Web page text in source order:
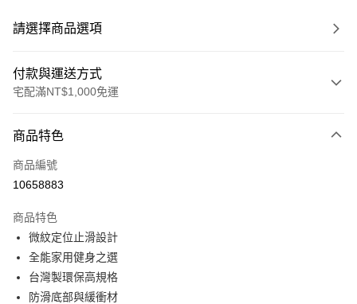
請選擇商品選項
付款與運送方式
宅配滿NT$1,000免運
信用卡一次付款
LINE Pay
街口支付
悠遊付
Google Pay
商品特色
商品編號
10658883
商品特色
微紋定位止滑設計
全能家用健身之選
台灣製環保高規格
防滑底部與緩衝材